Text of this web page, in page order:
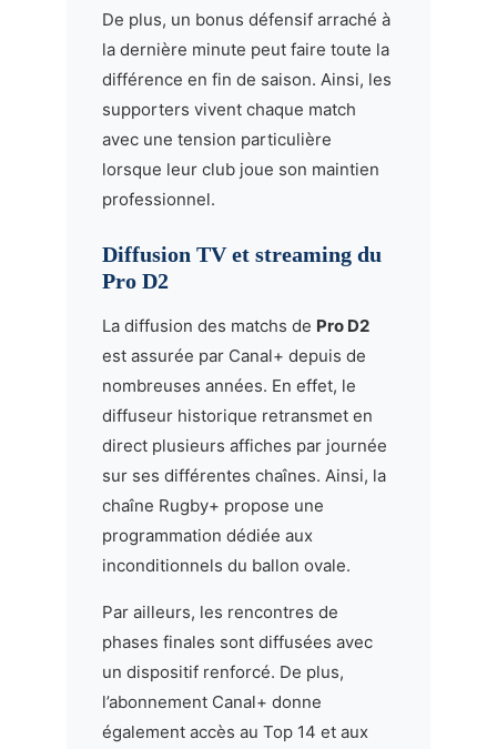
De plus, un bonus défensif arraché à
la dernière minute peut faire toute la
différence en fin de saison. Ainsi, les
supporters vivent chaque match
avec une tension particulière
lorsque leur club joue son maintien
professionnel.
Diffusion TV et streaming du
Pro D2
La diffusion des matchs de Pro D2
est assurée par Canal+ depuis de
nombreuses années. En effet, le
diffuseur historique retransmet en
direct plusieurs affiches par journée
sur ses différentes chaînes. Ainsi, la
chaîne Rugby+ propose une
programmation dédiée aux
inconditionnels du ballon ovale.
Par ailleurs, les rencontres de
phases finales sont diffusées avec
un dispositif renforcé. De plus,
l’abonnement Canal+ donne
également accès au Top 14 et aux